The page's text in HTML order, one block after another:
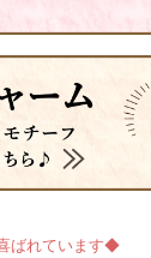
ばれています◆